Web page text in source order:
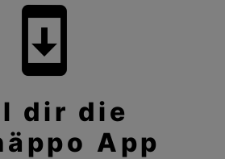
system_update
dir die
App